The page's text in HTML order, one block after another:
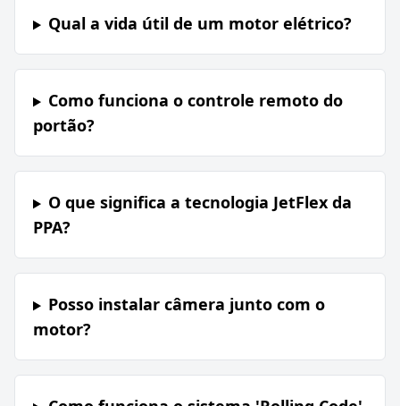
Qual a vida útil de um motor elétrico?
Como funciona o controle remoto do
portão?
O que significa a tecnologia JetFlex da
PPA?
Posso instalar câmera junto com o
motor?